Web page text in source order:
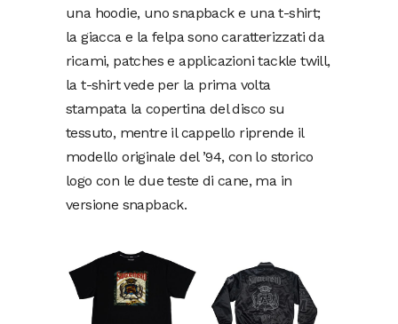
una hoodie, uno snapback e una t-shirt;
la giacca e la felpa sono caratterizzati da
ricami, patches e applicazioni tackle twill,
la t-shirt vede per la prima volta
stampata la copertina del disco su
tessuto, mentre il cappello riprende il
modello originale del ’94, con lo storico
logo con le due teste di cane, ma in
versione snapback.